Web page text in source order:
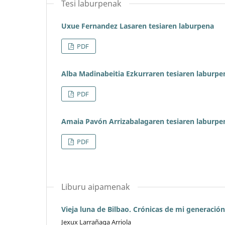
Tesi laburpenak
Uxue Fernandez Lasaren tesiaren laburpena
PDF
Alba Madinabeitia Ezkurraren tesiaren
PDF
Amaia Pavón Arrizabalagaren tesiaren
PDF
Liburu aipamenak
Vieja luna de Bilbao. Crónicas de mi generación
Jexux Larrañaga Arriola